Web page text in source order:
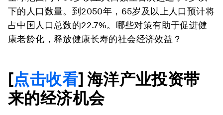
下的人口数量。到2050年，65岁及以上人口预计将
占中国人口总数的22.7%。哪些对策有助于促进健
康老龄化，释放健康长寿的社会经济效益？
[点击收看] 海洋产业投资带
来的经济机会